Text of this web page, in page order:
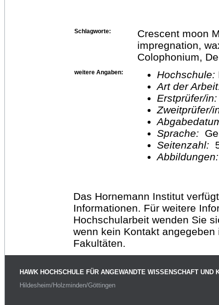
Schlagworte:
Crescent moon
impregnation,
Colophonium,
weitere Angaben: Hochschule:
Art der
Erstprüfer/
Sprache:
Seitenzahl:
Das Hornemann Institut
Informationen. Für weitere
Hochschularbeit wenden Sie
wenn kein Kontakt
Fakultäten.
HAWK HOCHSCHULE FÜR ANGEWANDTE WISSENSCHAFT UND
Hildesheim/Holzminden/Göttingen